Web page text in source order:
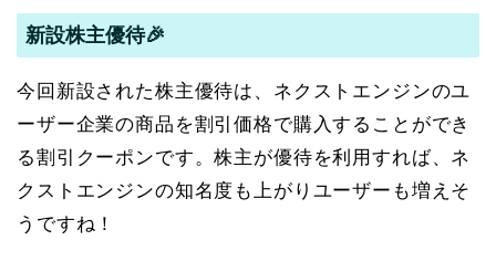
新設株主優待🎉
今回新設された株主優待は、 ネクストエンジンのユ
ーザー企業の商品を割引価格で購入することができ
る割引クーポンです。株主が優待を利用すれば、ネ
クストエンジンの知名度も上がりユーザーも増えそ
うですね！